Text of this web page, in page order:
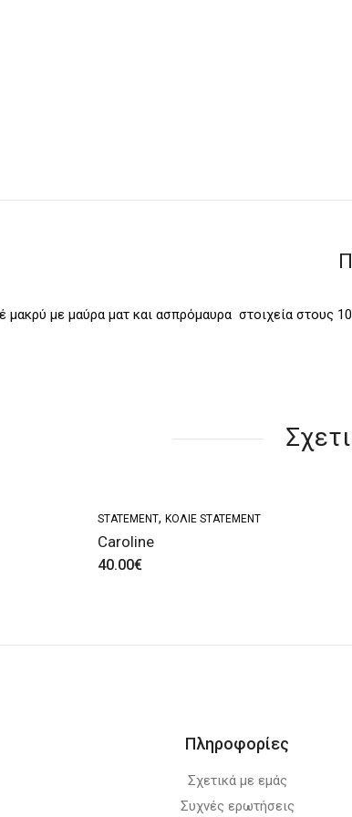
μακρύ με μαύρα ματ και ασπρόμαυρα στοιχεία στους
STATEMENT, ΚΟΛΙΈ STATEMENT
Caroline
40.00€
Πληροφορίες
Σχετικά με εμάς
Συχνές ερωτήσεις